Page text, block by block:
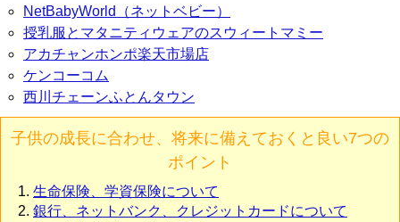
NetBabyWorld（ネットベビー）
授乳服とマタニティウェアのスウィートマミー
アカチャンホンポ楽天市場店
ケンコーコム
西川チェーンふとんタウン
子供の成長に合わせ、将来に備えておくと良い7つの
ポイント
生命保険、学資保険について
銀行、ネットバンク、クレジットカードについて